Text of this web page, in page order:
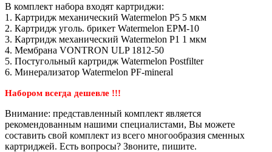
В комплект набора входят картриджи:
1. Картридж механический Watermelon P5 5 мкм
2. Картридж уголь. брикет Watermelon EPM-10
3. Картридж механический Watermelon P1 1 мкм
4. Мембрана VONTRON ULP 1812-50
5. Постугольный картридж Watermelon Postfilter
6. Минерализатор Watermelon PF-mineral
Набором всегда дешевле !!!
Внимание: представленный комплект является
рекомендованным нашими специалистами, Вы можете
составить свой комплект из всего многообразия сменных
картриджей. Есть вопросы? Звоните, пишите.